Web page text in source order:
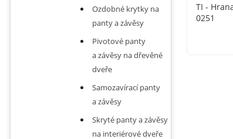
TI -
0251
Ozdobné krytky na
panty a závěsy
Pivotové panty
a závěsy na dřevěné
dveře
Samozavírací panty
a závěsy
Skryté panty a závěsy
na interiérové ​​dveře